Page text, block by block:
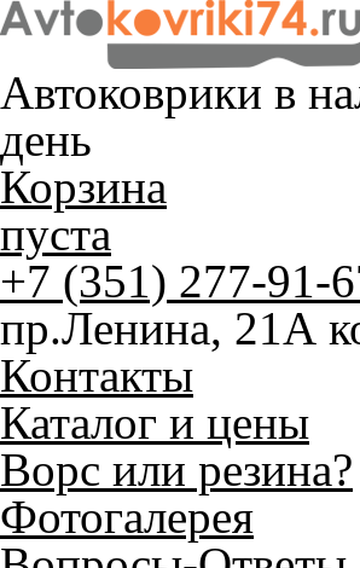
Автоковрики в
день
Корзина
пуста
+7 (351) 277-91-
пр.Ленина, 21А
Контакты
Каталог и цены
Ворс или резина?
Фотогалерея